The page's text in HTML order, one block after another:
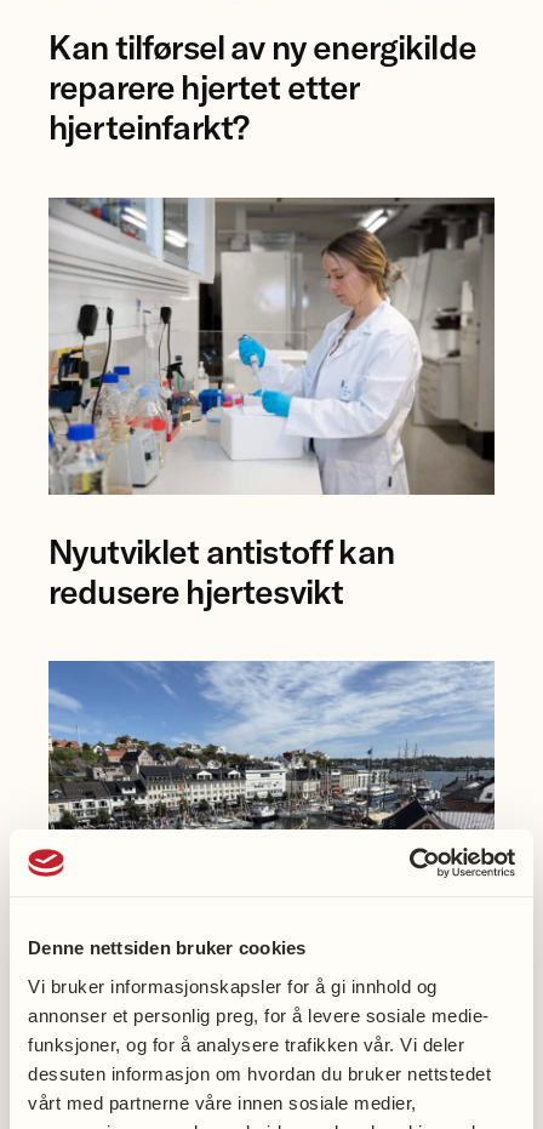
Denne nettsiden bruker cookies
Vi bruker informasjonskapsler for å gi innhold og
annonser et personlig preg, for å levere sosiale medie-
funksjoner, og for å analysere trafikken vår. Vi deler
dessuten informasjon om hvordan du bruker nettstedet
vårt med partnerne våre innen sosiale medier,
Åsa
Birgisdottir
og
forsker
Calvoli,
Universitetet
i
Tromsø.
Kan tilførsel av ny energikilde
reparere hjertet etter
hjerteinfarkt?
Anna
Karisdotter
Universitetet
i
Bergen.
Nyutviklet antistoff kan
redusere hjertesvikt
Møt oss på Arendalsuka